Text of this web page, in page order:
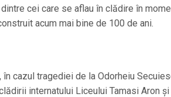
cei care se aflau în clădire în
acum mai bine de 100 de ani.
cazul tragediei de la Odorheiu
internatului Liceului Tamasi Aron